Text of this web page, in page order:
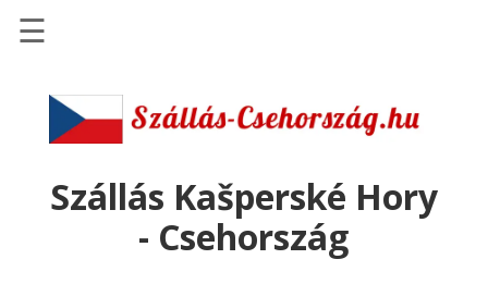
Szállások
Szállásinfo.eu
pénzvisszatérítéssel
☰
Szállás Kašperské Hory
- Csehország